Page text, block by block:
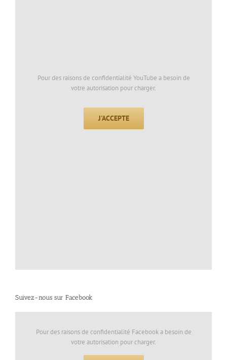
Pour des raisons de confidentialité YouTube a besoin de
votre autorisation pour charger.
J'ACCEPTE
Suivez-nous sur Facebook
Pour des raisons de confidentialité Facebook a besoin de
votre autorisation pour charger.